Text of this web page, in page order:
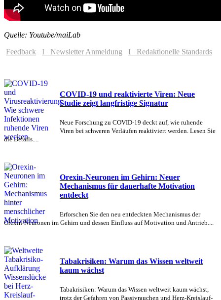
Quelle: Youtube/maiLab
Feedback
I Newsletter Anmeldung I Redaktionelle Standards
COVID-19 und reaktivierte Viren: Neue
Studie zeigt langfristige Signatur
Neue Forschung zu COVID-19 deckt auf, wie ruhende
Viren bei schweren Verläufen reaktiviert werden. Lesen Sie
die Details....
Orexin-Neuronen im Gehirn: Neuer
Mechanismus für dauerhafte Motivation
entdeckt
Erforschen Sie den neu entdeckten Mechanismus der
Orexin-Neuronen im Gehirn und dessen Einfluss auf Motivation und Antrieb....
Tabakrisiken: Warum das Wissen weltweit
kaum wächst
Tabakrisiken: Warum das Wissen weltweit kaum wächst,
trotz der Gefahren von Passivrauchen und Herz-Kreislauf-